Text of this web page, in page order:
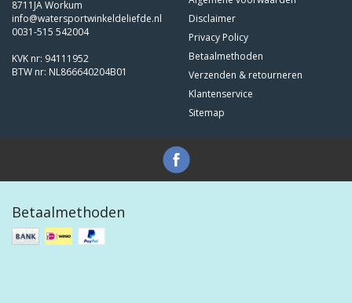
8711JA Workum
info@watersportwinkeldeliefde.nl
0031-515 542004
KVK nr: 94111952
BTW nr: NL866640204B01
Disclaimer
Privacy Policy
Betaalmethoden
Verzenden & retourneren
Klantenservice
Sitemap
Betaalmethoden